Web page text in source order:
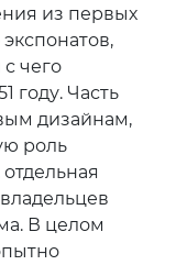
из первых
чего
году. Часть
дизайнам,
роль
В целом